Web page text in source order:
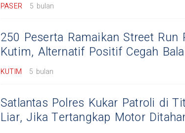
PASER 5 bulan
250 Peserta Ramaikan Street Run
Kutim, Alternatif Positif Cegah
KUTIM 5 bulan
Satlantas Polres Kukar Patroli di
Liar, Jika Tertangkap Motor